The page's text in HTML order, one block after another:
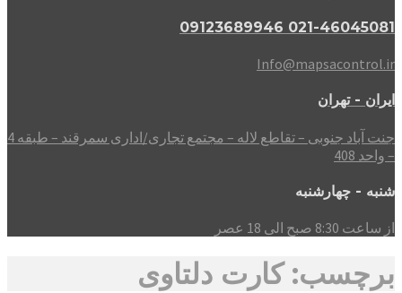
021-46045081 09123689946
Info@mapsacontrol.ir
ایران - تهران
جنت آباد جنوبی – تقاطع لاله – مجتمع تجاری/اداری سمرقند – طبقه 4
– واحد 408
شنبه - چهارشنبه
از ساعت 8:30 صبح الی 18 عصر
برچسب: کارت دلتاوی